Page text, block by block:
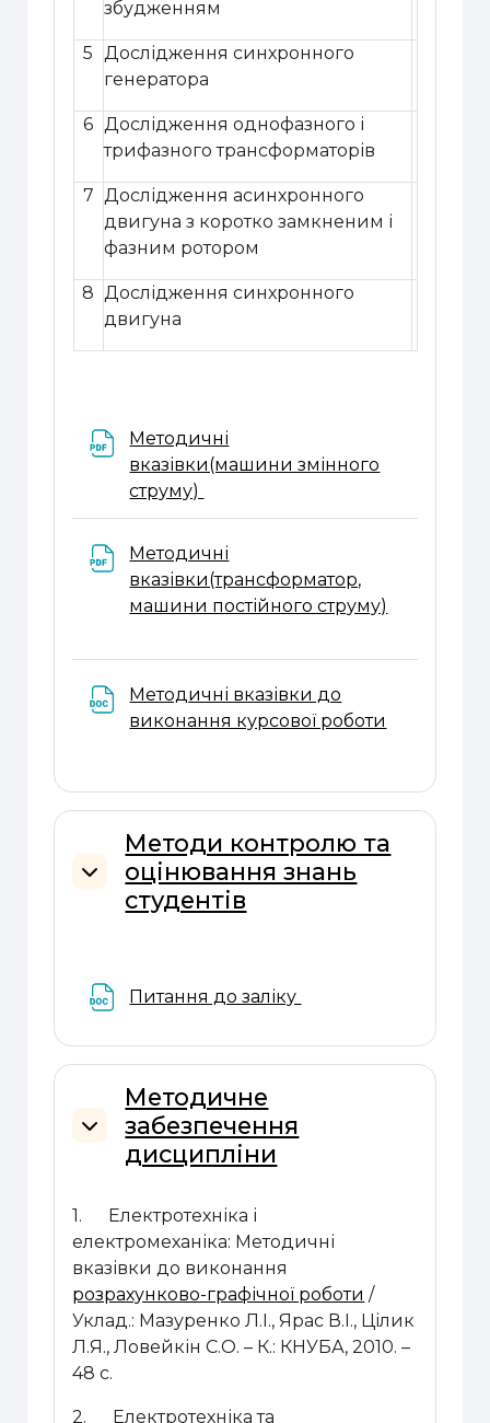
збудженням
5 Дослідження синхронного
генератора
6 Дослідження однофазного і
трифазного трансформаторів
7 Дослідження асинхронного
двигуна з коротко замкненим і
фазним ротором
8 Дослідження синхронного
двигуна
Методичні
вказівки(машини змінного
струму)
Методичні
вказівки(трансформатор,
машини постійного струму)
Методичні вказівки до
виконання курсової роботи
Згорнути
Методи контролю та
оцінювання знань
студентів
Питання до заліку
Згорнути
Методичне
забезпечення
дисципліни
1. Електротехніка і
електромеханіка: Методичні
вказівки до виконання
розрахунково-графічної роботи /
Уклад.: Мазуренко Л.І., Ярас В.І., Цілик
Л.Я., Ловейкін С.О. – К.: КНУБА, 2010. –
48 с.
2. Електротехніка та